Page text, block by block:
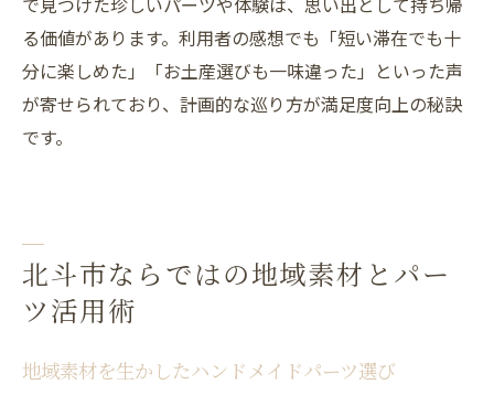
る価値があります。利用者の感想でも「短い滞在でも十
分に楽しめた」「お土産選びも一味違った」といった声
が寄せられており、計画的な巡り方が満足度向上の秘訣
です。
北斗市ならではの地域素材とパー
ツ活用術
地域素材を生かしたハンドメイドパーツ選び